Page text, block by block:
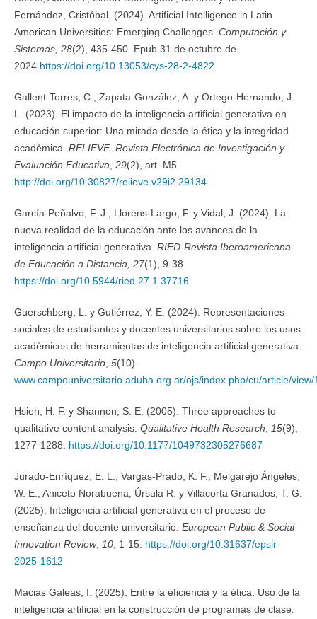
Fernández, Cristóbal. (2024). Artificial Intelligence in Latin
American Universities: Emerging Challenges. Computación y
Sistemas, 28(2), 435-450. Epub 31 de octubre de
2024. https://doi.org/10.13053/cys-28-2-4822
Gallent-Torres, C., Zapata-González, A. y Ortego-Hernando, J.
L. (2023). El impacto de la inteligencia artificial generativa en
educación superior: Una mirada desde la ética y la integridad
académica. RELIEVE. Revista Electrónica de Investigación y
Evaluación Educativa 29(2), art. M5.
http://doi.org/10.30827/relieve.v29i2.29134
García-Peñalvo, F. J., Llorens-Largo, F. y Vidal, J. (2024). La
nueva realidad de la educación ante los avances de la
inteligencia artificial generativa. RIED-Revista Iberoamericana
de Educación a Distancia, 27(1), 9-38.
https://doi.org/10.5944/ried.27.1.37716
Guerschberg, L. y Gutiérrez, Y. E. (2024). Representaciones
sociales de estudiantes y docentes universitarios sobre los usos
académicos de herramientas de inteligencia artificial generativa.
Campo Universitario, 5(10).
www.campouniversitario.aduba.org.ar/ojs/index.php/cu/article/view/
Hsieh, H. F. y Shannon, S. E. (2005). Three approaches to
qualitative content analysis. Qualitative Health Research 15(9),
1277-1288. https://doi.org/10.1177/1049732305276687
Jurado-Enríquez, E. L., Vargas-Prado, K. F., Melgarejo Ángeles,
W. E., Aniceto Norabuena, Úrsula R. y Villacorta Granados, T. G.
(2025). Inteligencia artificial generativa en el proceso de
enseñanza del docente universitario. European Public & Social
Innovation Review, 10, 1-15. https://doi.org/10.31637/epsir-
2025-1612
Macias Galeas, I. (2025). Entre la eficiencia y la ética: Uso de la
inteligencia artificial en la construcción de programas de clase